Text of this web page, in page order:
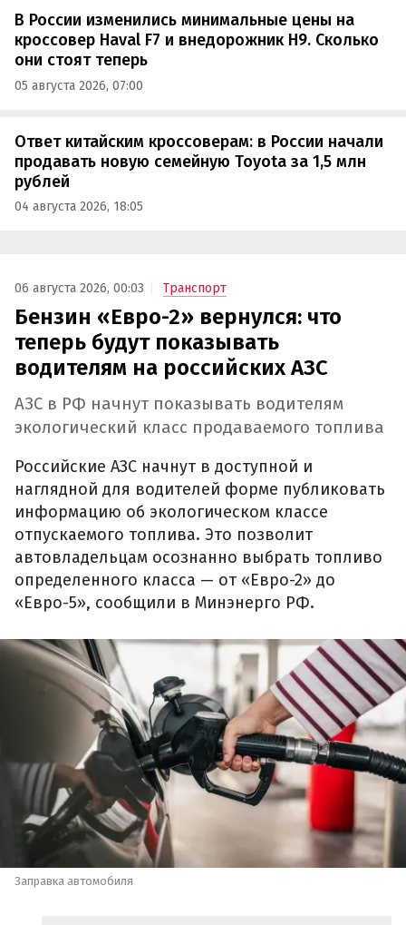
В России изменились минимальные цены на
кроссовер Haval F7 и внедорожник H9. Сколько
они стоят теперь
05 августа 2026, 07:00
Ответ китайским кроссоверам: в России начали
продавать новую семейную Toyota за 1,5 млн
рублей
04 августа 2026, 18:05
06 августа 2026, 00:03 Транспорт
Бензин «Евро-2» вернулся: что
теперь будут показывать
водителям на российских АЗС
АЗС в РФ начнут показывать водителям
экологический класс продаваемого топлива
Российские АЗС начнут в доступной и
наглядной для водителей форме публиковать
информацию об экологическом классе
отпускаемого топлива. Это позволит
автовладельцам осознанно выбрать топливо
определенного класса — от «Евро-2» до
«Евро-5», сообщили в Минэнерго РФ.
Заправка автомобиля